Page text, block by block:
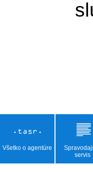
Všetko o agentúre
servis